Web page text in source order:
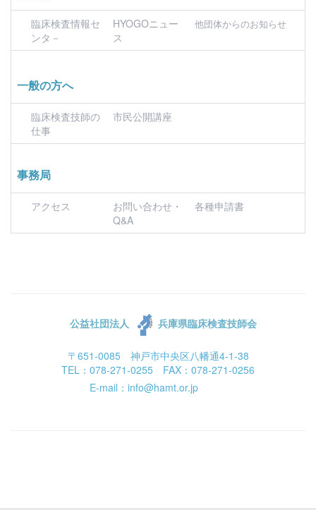
臨床検査情報セ
ンタ－
HYOGOニュー
ス
他団体からのお知らせ
一般の方へ
臨床検査技師の
仕事
市民公開講座
事務局
アクセス
お問い合わせ・
Q&A
各種申請書
公益社団法人 兵庫県臨床検査技師会
〒651-0085 神戸市中央区八幡通4-1-38
TEL：078-271-0255 FAX：078-271-0256
E-mail：info@hamt.or.jp